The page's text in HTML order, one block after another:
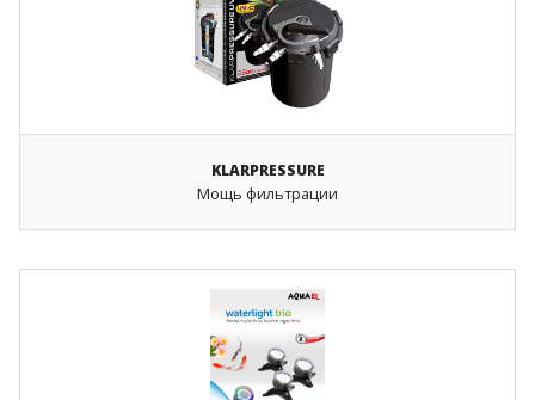
KLARPRESSURE
Мощь фильтрации